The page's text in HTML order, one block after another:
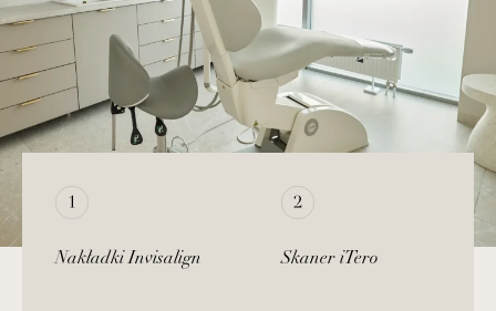
Nakładki Invisalign Skaner iTero